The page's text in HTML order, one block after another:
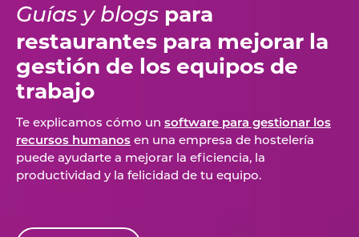
Guías y blogs para
restaurantes para mejorar la
gestión de los equipos de
trabajo
Te explicamos cómo un software para gestionar los
recursos humanos en una empresa de hostelería
puede ayudarte a mejorar la eficiencia, la
productividad y la felicidad de tu equipo.